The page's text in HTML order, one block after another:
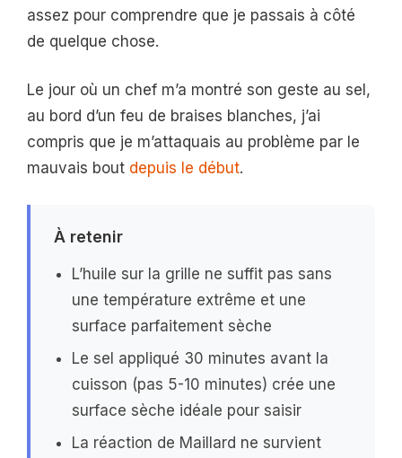
assez pour comprendre que je passais à côté
de quelque chose.
Le jour où un chef m’a montré son geste au sel,
au bord d’un feu de braises blanches, j’ai
compris que je m’attaquais au problème par le
mauvais bout depuis le début.
À retenir
L’huile sur la grille ne suffit pas sans
une température extrême et une
surface parfaitement sèche
Le sel appliqué 30 minutes avant la
cuisson (pas 5-10 minutes) crée une
surface sèche idéale pour saisir
La réaction de Maillard ne survient